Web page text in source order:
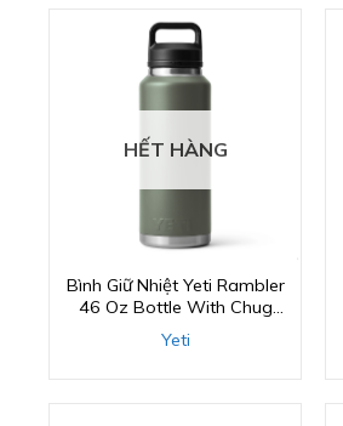
HẾT HÀNG
Bình Giữ Nhiệt Yeti Rambler
46 Oz Bottle With Chug
Cap
Yeti